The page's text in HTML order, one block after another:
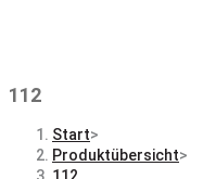
112
Start>
Produktübersicht>